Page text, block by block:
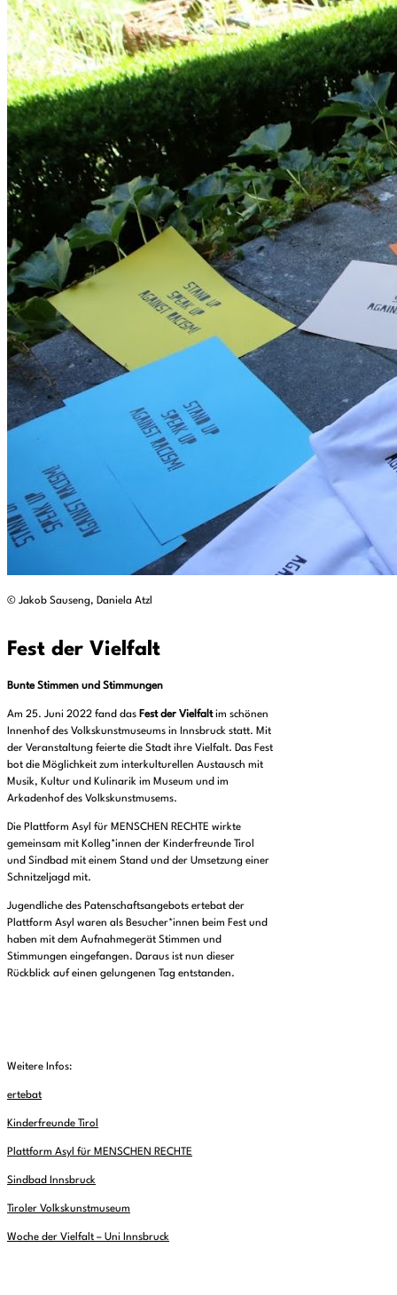
© Jakob Sauseng, Daniela Atzl
Fest der Vielfalt
Bunte Stimmen und Stimmungen
Am 25. Juni 2022 fand das Fest der Vielfaltim schönen
Innenhof des Volkskunstmuseums in Innsbruck statt. Mit
der Veranstaltung feierte die Stadt ihre Vielfalt. Das Fest
bot die Möglichkeit zum interkulturellen Austausch mit
Musik, Kultur und Kulinarik im Museum und im
Arkadenhof des Volkskunstmusems.
Die Plattform Asyl für MENSCHEN RECHTE wirkte
gemeinsam mit Kolleg*innen der Kinderfreunde Tirol
und Sindbad mit einem Stand und der Umsetzung einer
Schnitzeljagd mit.
Jugendliche des Patenschaftsangebots ertebat der
Plattform Asyl waren als Besucher*innen beim Fest und
haben mit dem Aufnahmegerät Stimmen und
Stimmungen eingefangen. Daraus ist nun dieser
Rückblick auf einen gelungenen Tag entstanden.
Weitere Infos:
ertebat
Kinderfreunde Tirol
Plattform Asyl für MENSCHEN RECHTE
Sindbad Innsbruck
Tiroler Volkskunstmuseum
Woche der Vielfalt – Uni Innsbruck